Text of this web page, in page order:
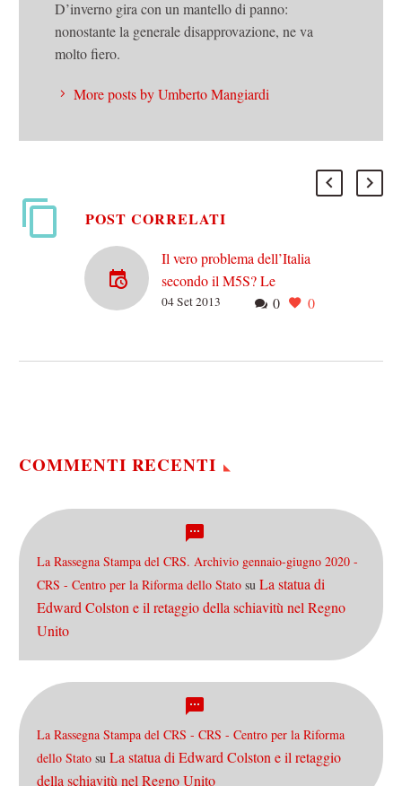
D’inverno gira con un mantello di panno:
nonostante la generale disapprovazione, ne va
molto fiero.
More posts by Umberto Mangiardi
POST CORRELATI
Il vero problema dell’Italia
secondo il M5S? Le
salamelle del PD
0 0
04 Set 2013
COMMENTI RECENTI
La Rassegna Stampa del CRS. Archivio gennaio-giugno 2020 -
CRS - Centro per la Riforma dello Stato su La statua di
Edward Colston e il retaggio della schiavitù nel Regno
Unito
La Rassegna Stampa del CRS - CRS - Centro per la Riforma
dello Stato su La statua di Edward Colston e il retaggio
della schiavitù nel Regno Unito